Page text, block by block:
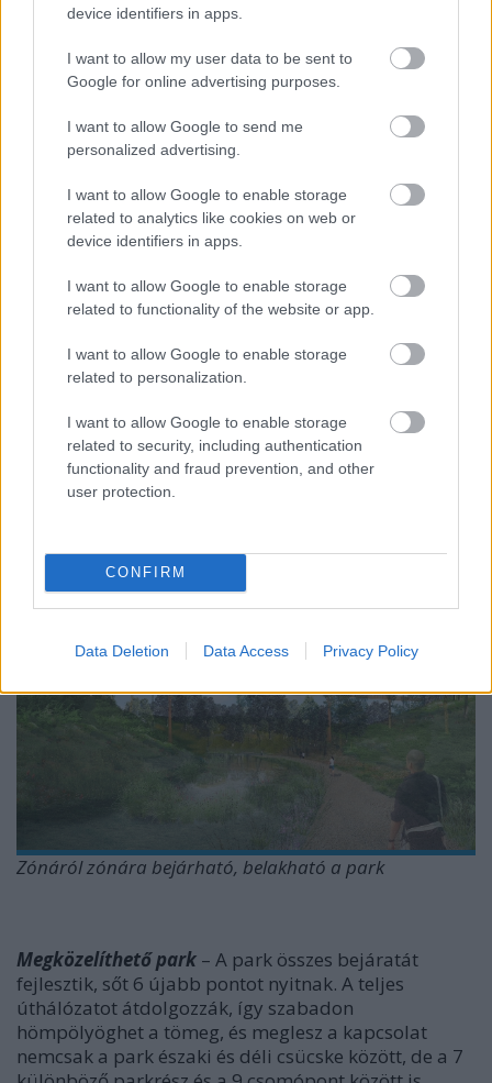
device identifiers in apps.
I want to allow my user data to be sent to
Google for online advertising purposes.
I want to allow Google to send me
personalized advertising.
I want to allow Google to enable storage
related to analytics like cookies on web or
device identifiers in apps.
I want to allow Google to enable storage
related to functionality of the website or app.
I want to allow Google to enable storage
related to personalization.
I want to allow Google to enable storage
related to security, including authentication
functionality and fraud prevention, and other
user protection.
CONFIRM
Data Deletion Data Access Privacy Policy
Akár növénytermesztés is folyhat a parkban
– Annak érdekében, hogy egész évben
mozgás és élet legyen a parkban, 9 különböző
tevékenységi csomópontot hoznak létre. Ezek
zónákra osztják a parkot, olyan funkciókkal, mint pl.
vízparti kertek, művészeti terek, családi és oktatási
Zónáról zónára bejárható, belakható a park
Megközelíthető park – A park összes bejáratát
fejlesztik, sőt 6 újabb pontot nyitnak. A teljes
úthálózatot átdolgozzák, így szabadon
hömpölyöghet a tömeg, és meglesz a kapcsolat
nemcsak a park északi és déli csücske között, de a 7